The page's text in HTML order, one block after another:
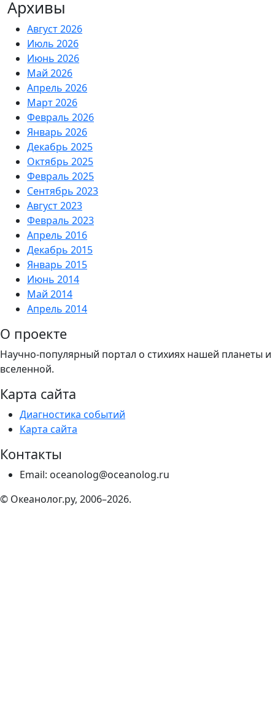
Архивы
Август 2026
Июль 2026
Июнь 2026
Май 2026
Апрель 2026
Март 2026
Февраль 2026
Январь 2026
Декабрь 2025
Октябрь 2025
Февраль 2025
Сентябрь 2023
Август 2023
Февраль 2023
Апрель 2016
Декабрь 2015
Январь 2015
Июнь 2014
Май 2014
Апрель 2014
О проекте
Научно-популярный портал о стихиях нашей планеты и
вселенной.
Карта сайта
Диагностика событий
Карта сайта
Контакты
Email: oceanolog@oceanolog.ru
© Океанолог.ру, 2006–2026.